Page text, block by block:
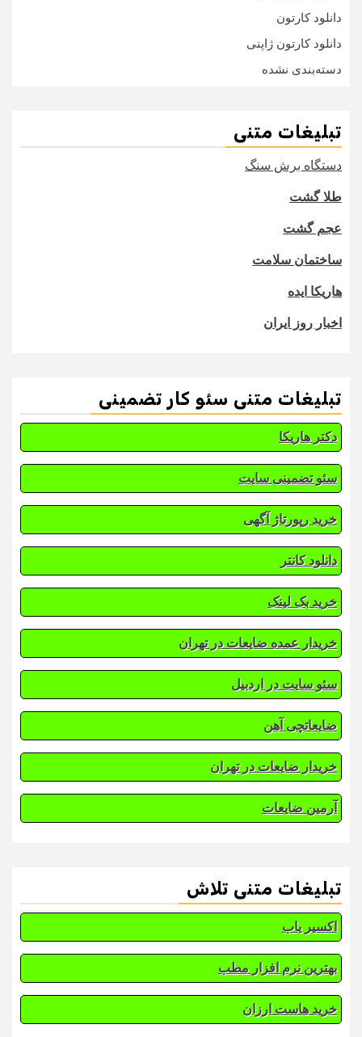
دانلود کارتون
دانلود کارتون ژاپنی
دسته‌بندی نشده
تبلیغات متنی
دستگاه برش سنگ
طلا گشت
عجم گشت
ساختمان سلامت
هاریکا ایده
اخبار روز ایران
تبلیغات متنی سئو کار تضمینی
دکتر هاریکا
سئو تضمینی سایت
خرید رپورتاژ آگهی
دانلود کانتر
خرید بک لینک
خریدار عمده ضایعات در تهران
سئو سایت در اردبیل
ضایعاتچی آهن
خریدار ضایعات در تهران
آرمین ضایعات
تبلیغات متنی تلاش
اکسیر یاب
بهترین نرم افزار مطب
خرید هاست ارزان